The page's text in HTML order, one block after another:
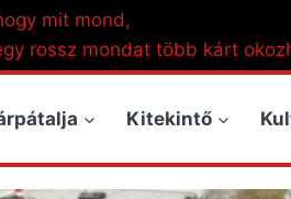
mit mond,
rossz mondat több kárt
Kitekintő